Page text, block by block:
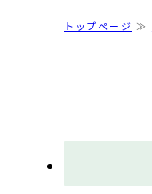
トップページ